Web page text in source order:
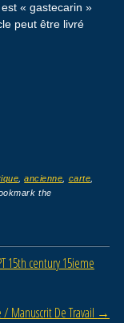
« gastecarin »
peut être livré
,ancienne carte
the
15th century 15ieme
Manuscrit De Travail →